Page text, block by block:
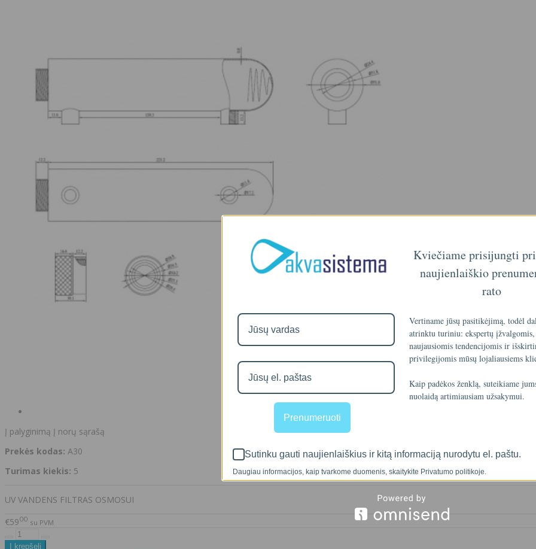
Į palyginimą Į norų sąrašą
Prekės kodas: A30
Turimas kiekis: 5
UV VANDENS FILTRAS OSMOSUI
€5900 su PVM
Prenumeruoti
Kviečiame prisijungti
naujienlaiškio
rato
Vertiname jūsų pasitikėjimą, todėl
atrinktu turiniu: ekspertų įžvalgomis,
naujausiomis tendencijomis ir
privilegijomis mūsų lojaliausiems
Kaip padėkos ženklą, suteikiame
nuolaidą artimiausiam užsakymui.
Sutinku gauti naujienlaiškius ir kitą informaciją nurodytu el. paštu.
Daugiau informacijos, kaip tvarkome duomenis, skaitykite Privatumo politikoje.